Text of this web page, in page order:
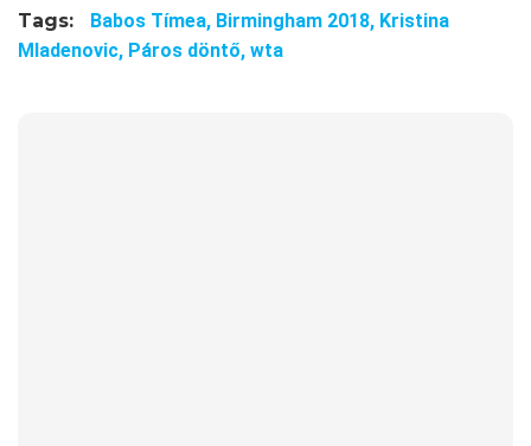
Tags: Babos Tímea, Birmingham 2018, Kristina
Mladenovic, Páros döntő, wta